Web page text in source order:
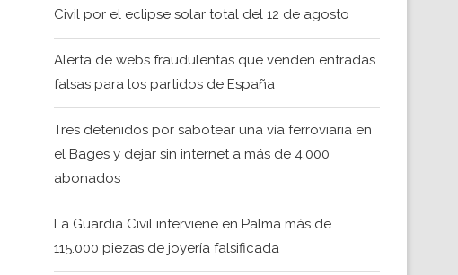
Civil por el eclipse solar total del 12 de agosto
Alerta de webs fraudulentas que venden entradas
falsas para los partidos de España
Tres detenidos por sabotear una vía ferroviaria en
el Bages y dejar sin internet a más de 4.000
abonados
La Guardia Civil interviene en Palma más de
115.000 piezas de joyería falsificada